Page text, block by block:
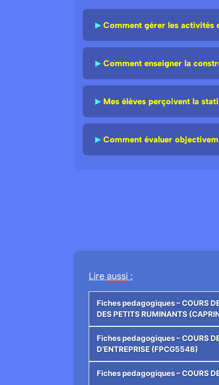
► Comment gérer les activités
► Comment enseigner la
► Mes élèves perçoivent la
► Comment évaluer
Lire aussi :
Fiches pedagogiques – COURS
DES PETITS RUMINANTS
Fiches pedagogiques – COURS
D’ENTREPRISE (FPCG5548)
Fiches pedagogiques – COURS